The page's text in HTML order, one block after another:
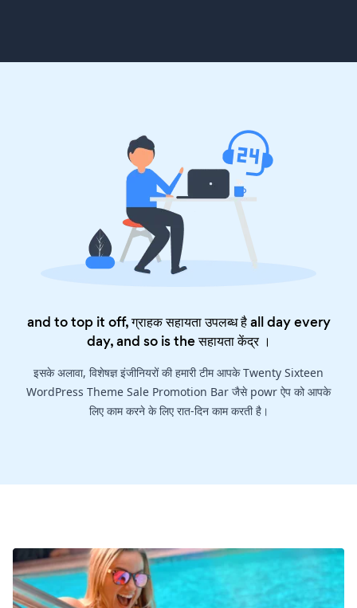
and to top it off, ग्राहक सहायता उपलब्ध है all day every
day, and so is theसहायता केंद्र।
इसके अलावा, विशेषज्ञ इंजीनियरों की हमारी टीम आपके Twenty Sixteen
WordPress Theme Sale Promotion Bar जैसे powr ऐप को आपके
लिए काम करने के लिए रात-दिन काम करती है।